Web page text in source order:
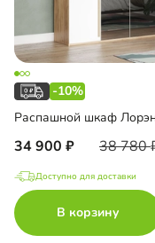
-10%
34 900 38 780
Доступно для доставки
В корзину